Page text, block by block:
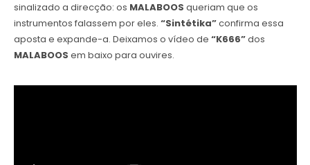
sinalizado a direcção: os MALABOOS queriam que os
instrumentos falassem por eles. “Sintétika”confirma essa
aposta e expande-a. Deixamos o vídeo de “K666”dos
MALABOOS em baixo para ouvires.